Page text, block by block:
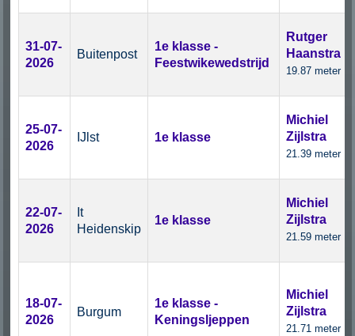
31-07-
2026
Buitenpost
1e klasse -
Feestwikewedstrijd
Rutger
Haanstra
19.87 meter
25-07-
2026
IJlst 1e klasse
Michiel
Zijlstra
21.39 meter
22-07-
2026
It
Heidenskip
1e klasse
Michiel
Zijlstra
21.59 meter
18-07-
2026
Burgum
1e klasse -
Keningsljeppen
Michiel
Zijlstra
21.71 meter